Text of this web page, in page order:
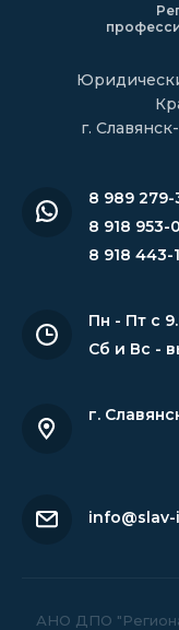
г.
8 989
8 918 953-
8 918 443-
Пн - Пт с
Сб и Вс -
г.
АНО ДПО